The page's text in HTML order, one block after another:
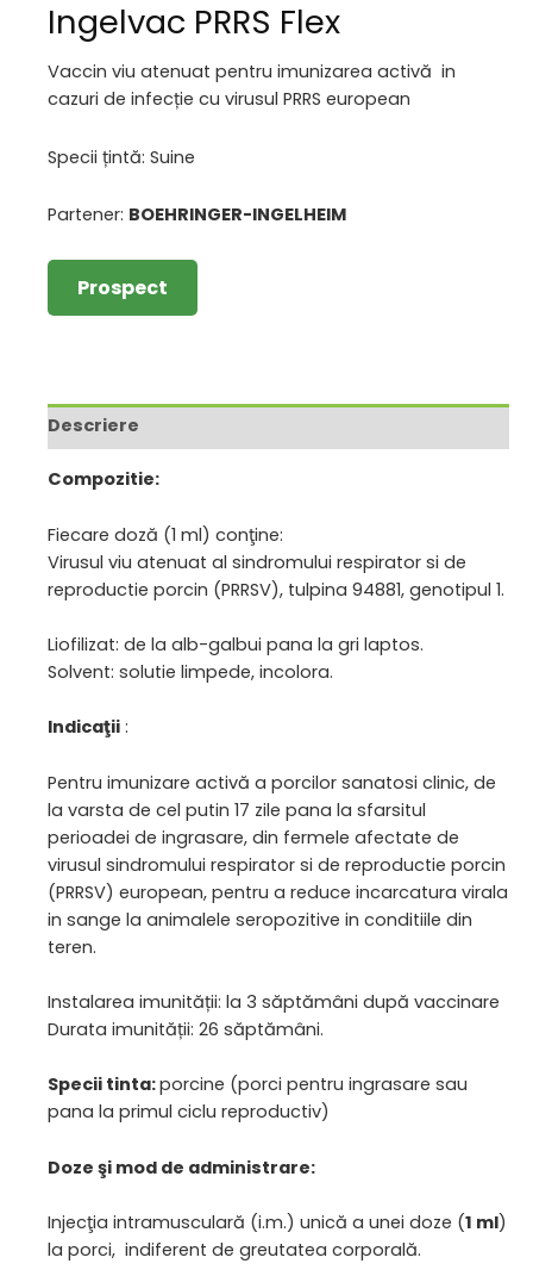
Ingelvac PRRS Flex
Vaccin viu atenuat pentru imunizarea activă in
cazuri de infecție cu virusul PRRS european
Specii țintă: Suine
Partener: BOEHRINGER-INGELHEIM
Prospect
Descriere
Compozitie:
Fiecare doză (1 ml) conţine:
Virusul viu atenuat al sindromului respirator si de
reproductie porcin (PRRSV), tulpina 94881, genotipul 1.
Liofilizat: de la alb-galbui pana la gri laptos.
Solvent: solutie limpede, incolora.
Indicaţii :
Pentru imunizare activă a porcilor sanatosi clinic, de
la varsta de cel putin 17 zile pana la sfarsitul
perioadei de ingrasare, din fermele afectate de
virusul sindromului respirator si de reproductie porcin
(PRRSV) european, pentru a reduce incarcatura virala
in sange la animalele seropozitive in conditiile din
teren.
Instalarea imunității: la 3 săptămâni după vaccinare
Durata imunității: 26 săptămâni.
Specii tinta:porcine (porci pentru ingrasare sau
pana la primul ciclu reproductiv)
Doze şi mod de administrare:
Injecţia intramusculară (i.m.) unică a unei doze (1 ml)
la porci, indiferent de greutatea corporală.